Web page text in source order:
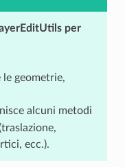
per
geometrie,
alcuni metodi
ecc.).